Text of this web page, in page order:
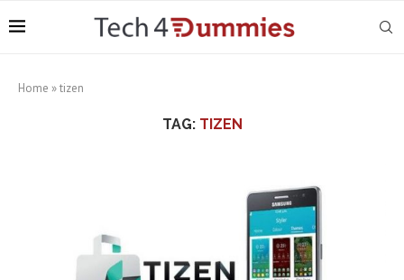
Home »tizen
TAG: TIZEN